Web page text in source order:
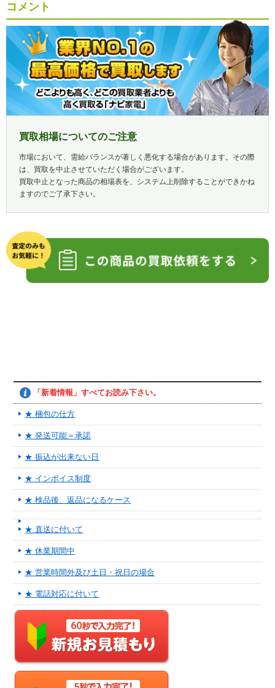
コメント
買取相場についてのご注意
市場において、需給バランスが著しく悪化する場合があります。その際
は、買取を中止させていただく場合がございます。
買取中止となった商品の相場表を、システム上削除することができかね
ますのでご了承下さい。
「新着情報」すべてお読み下さい。
★ 梱包の仕方
★ 発送可能＝承諾
★ 振込が出来ない日
★ インボイス制度
★ 検品後、返品になるケース
★ 直送に付いて
★ 休業期間中
★ 営業時間外及び土日・祝日の場合
★ 電話対応に付いて